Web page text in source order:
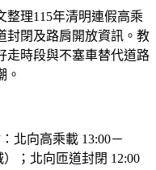
閉及路肩開放資訊。教
走時段與不塞車替代道路
。
北向高乘載 13:00－
；北向匝道封閉 12:00
濱）。返程車流最集